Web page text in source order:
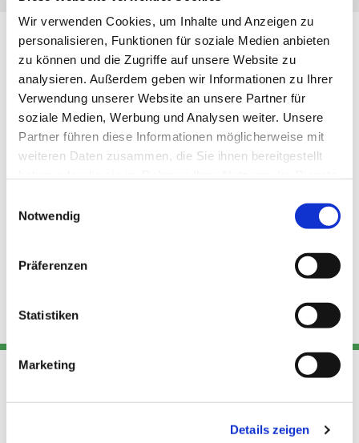
Wir verwenden Cookies, um Inhalte und Anzeigen zu
personalisieren, Funktionen für soziale Medien anbieten
zu können und die Zugriffe auf unsere Website zu
analysieren. Außerdem geben wir Informationen zu Ihrer
Verwendung unserer Website an unsere Partner für
soziale Medien, Werbung und Analysen weiter. Unsere
Partner führen diese Informationen möglicherweise mit
weiteren Daten zusammen, die Sie ihnen bereitgestellt
Notwendig
Präferenzen
Statistiken
Marketing
Details zeigen
Adresse
Kont
Links